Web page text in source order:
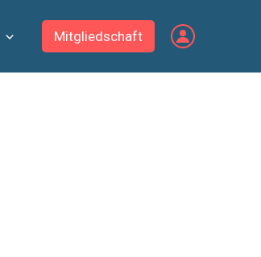
Mitgliedschaft